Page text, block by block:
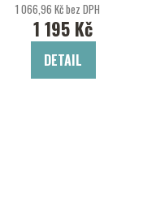
1 066,96 Kč bez DPH
1 195 Kč
DETAIL